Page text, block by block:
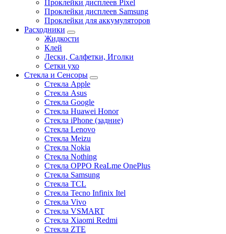
Проклейки дисплеев Pixel
Проклейки дисплеев Samsung
Проклейки для аккумуляторов
Расходники
Жидкости
Клей
Лески, Салфетки, Иголки
Сетки ухо
Стекла и Сенсоры
Стекла Apple
Стекла Asus
Стекла Google
Стекла Huawei Honor
Стекла iPhone (задние)
Стекла Lenovo
Стекла Meizu
Стекла Nokia
Стекла Nothing
Стекла OPPO ReaLme OnePlus
Стекла Samsung
Стекла TCL
Стекла Tecno Infinix Itel
Стекла Vivo
Стекла VSMART
Стекла Xiaomi Redmi
Стекла ZTE